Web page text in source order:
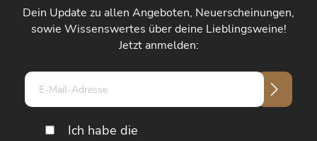
Dein Update zu allen Angeboten, Neuerscheinungen,
sowie Wissenswertes über deine Lieblingsweine!
Jetzt anmelden:
Adresse*
Ich habe die